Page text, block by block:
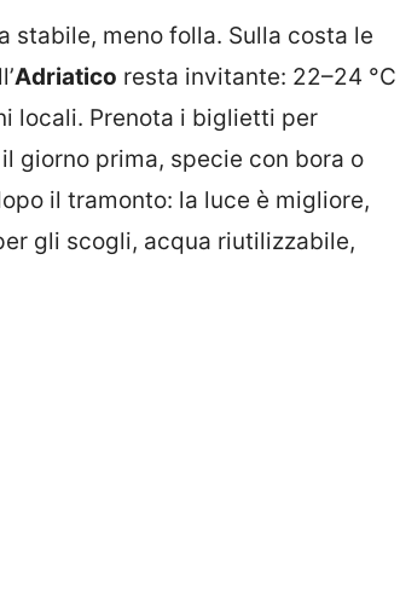
stabile, meno folla. Sulla costa le
Adriatico resta invitante: 22–24 °C
locali. Prenota i biglietti per
il giorno prima, specie con bora o
il tramonto: la luce è migliore,
gli scogli, acqua riutilizzabile,